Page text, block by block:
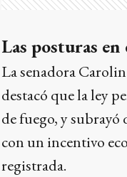
Las posturas en
La senadora
destacó que la ley
de fuego, y
con un incentivo
registrada.